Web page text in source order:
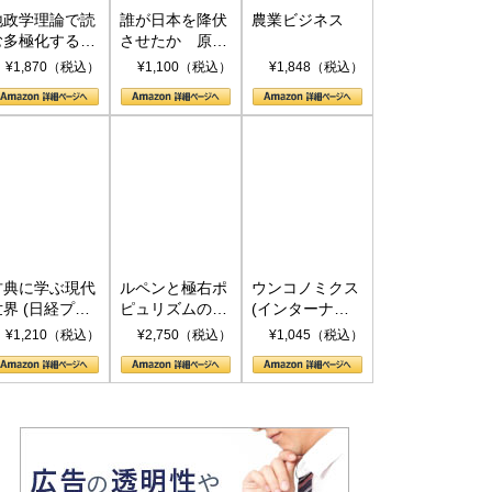
政学理論で読
多極化する世
トランプと
¥1,870（税込）
誰が日本を降伏
させたか 原爆
投下、ソ連参
(PHP新書)
¥1,100（税込）
農業ビジネス
¥1,848（税込）
典に学ぶ現代
界 (日経プレ
アシリーズ)
¥1,210（税込）
ルペンと極右ポ
ピュリズムの時
代：〈ヤヌス〉
¥2,750（税込）
ウンコノミクス
(インターナシ
ョナル新書)
¥1,045（税込）